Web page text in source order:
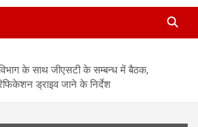
के साथ जीएसटी के सम्बन्ध में बैठक,
ड्राइव जाने के निर्देश